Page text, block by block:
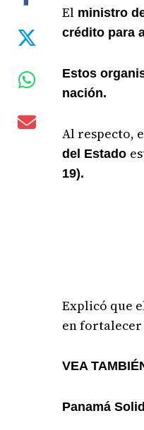
El ministro
crédito para
Estos
nación.
Al respecto,
del Estado
19).
Explicó que
en fortalecer
VEA
Panamá